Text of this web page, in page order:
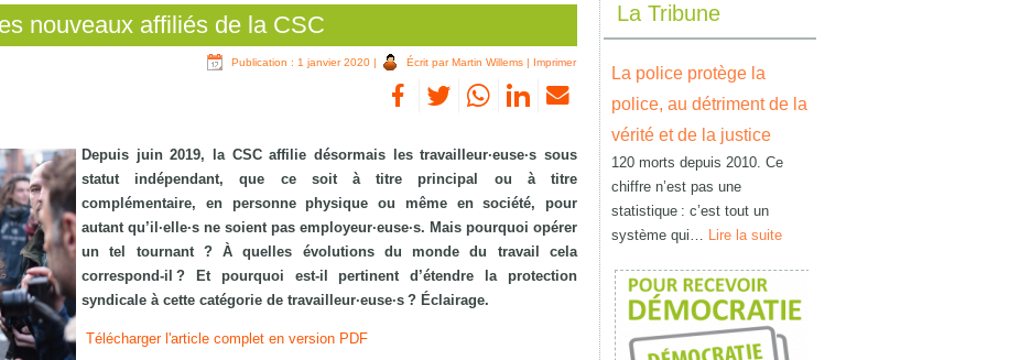
nouveaux affiliés de la CSC
Publication : 1 janvier 2020 | Écrit par Martin Willems | Imprimer
Depuis juin 2019, la CSC affilie désormais les travailleur·euse·s sous
statut indépendant, que ce soit à titre principal ou à titre
complémentaire, en personne physique ou même en société, pour
autant qu’il·elle·s ne soient pas employeur·euse·s. Mais pourquoi opérer
un tel tournant ? À quelles évolutions du monde du travail cela
correspond-il ? Et pourquoi est-il pertinent d’étendre la protection
syndicale à cette catégorie de travailleur·euse·s ? Éclairage.
Télécharger l'article complet en version PDF
La Tribune
La police protège la
police, au détriment de la
vérité et de la justice
120 morts depuis 2010. Ce
chiffre n’est pas une
statistique : c’est tout un
système qui… Lire la suite